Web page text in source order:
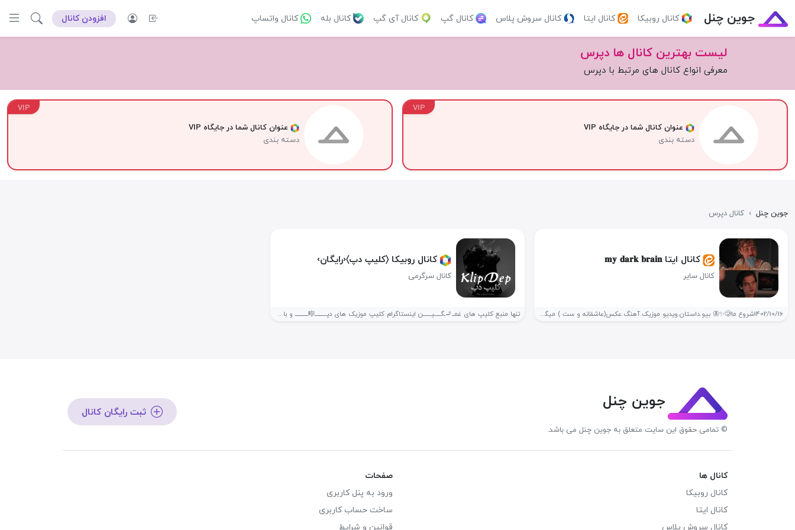
جوین چنل کانال روبیکا کانال ایتا کانال سروش پلاس کانال گپ کانال آی گپ کانال بله کانال واتساپ افزودن کانال
لیست بهترین کانال ها دپرس
معرفی انواع کانال های مرتبط با دپرس
VIP
عنوان کانال شما در جایگاه VIP
دسته بندی
VIP
عنوان کانال شما در جایگاه VIP
دسته بندی
جوین چنل › کانال دپرس
کانال ایتا 𝐦𝐲 𝐝𝐚𝐫𝐤 𝐛𝐫𝐚𝐢𝐧
کانال سایر
1402/10/16شروع ما🥲✨🦋 بیو.داستان.ویدیو موزیک.آهنگ.عکس(عاشقانه و ست ) میگن عشقی ک ب گریه...
کانال روبیکا ‌〈کلیپ دپ〉‹رایگان›
کانال سرگرمی
تنها منبع کلیپ های غمــ🚬ـگـــــیـــــــن اینستاگرام کلیپ موزیک های دپــــــــــ🎼ـــــــــــ و با...
جوین چنل
© تمامی حقوق این سایت متعلق به جوین چنل می باشد.
ثبت رایگان کانال
کانال ها
کانال روبیکا
کانال ایتا
کانال سروش پلاس
صفحات
ورود به پنل کاربری
ساخت حساب کاربری
قوانین و شرایط